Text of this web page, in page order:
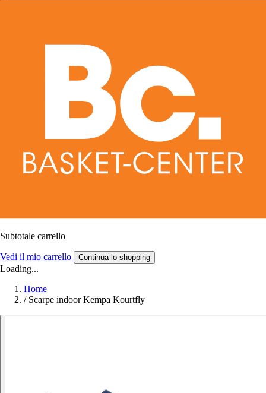
Subtotale carrello
Vedi il mio carrello Continua lo shopping
Loading...
Home
/ Scarpe indoor Kempa Kourtfly